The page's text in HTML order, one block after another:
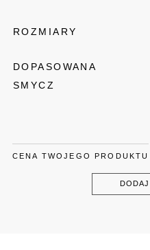
ROZMIARY
DOPASOWANA
SMYCZ
CENA TWOJEGO PRODUKTU